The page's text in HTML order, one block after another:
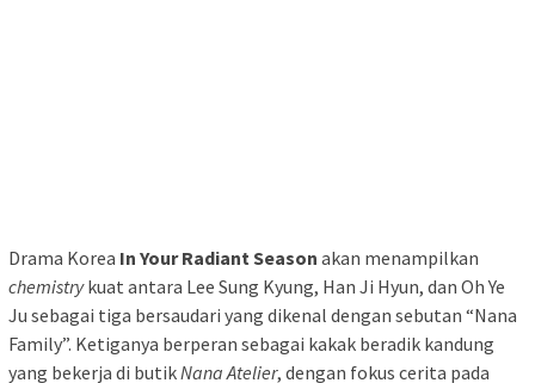
Drama Korea In Your Radiant Season akan menampilkan
chemistrykuat antara Lee Sung Kyung, Han Ji Hyun, dan Oh Ye
Ju sebagai tiga bersaudari yang dikenal dengan sebutan “Nana
Family”. Ketiganya berperan sebagai kakak beradik kandung
yang bekerja di butikNana Atelier, dengan fokus cerita pada